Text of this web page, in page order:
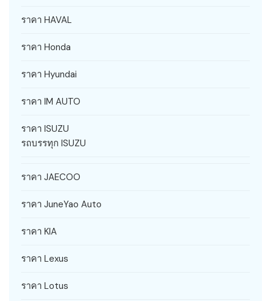
ราคา HAVAL
ราคา Honda
ราคา Hyundai
ราคา IM AUTO
ราคา ISUZU
รถบรรทุก ISUZU
ราคา JAECOO
ราคา JuneYao Auto
ราคา KIA
ราคา Lexus
ราคา Lotus